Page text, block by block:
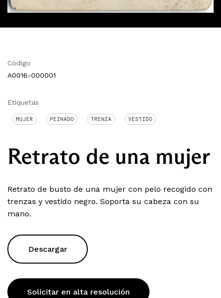
Código
A0016-000001
Etiquetas
MUJER PEINADO TRENZA VESTIDO
Retrato de una mujer
Retrato de busto de una mujer con pelo recogido con
trenzas y vestido negro. Soporta su cabeza con su
mano.
Descargar
Solicitar en alta resolución